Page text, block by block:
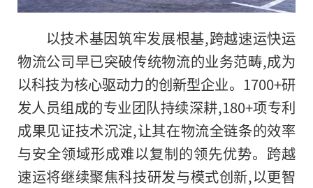
以技术基因筑牢发展根基,跨越速运快运
物流公司早已突破传统物流的业务范畴,成为
以科技为核心驱动力的创新型企业。1700+研
发人员组成的专业团队持续深耕,180+项专利
成果见证技术沉淀,让其在物流全链条的效率
与安全领域形成难以复制的领先优势。跨越
速运将继续聚焦科技研发与模式创新,以更智